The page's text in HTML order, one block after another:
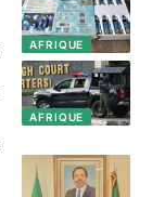
AFRIQUE
AFRIQUE